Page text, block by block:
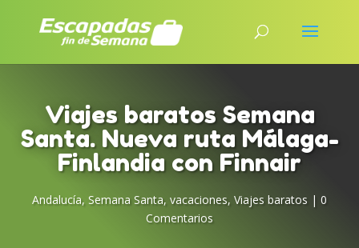
Viajes baratos Semana
Santa. Nueva ruta Málaga-
Finlandia con Finnair
Andalucía, Semana Santa, vacaciones, Viajes baratos | 0
Comentarios